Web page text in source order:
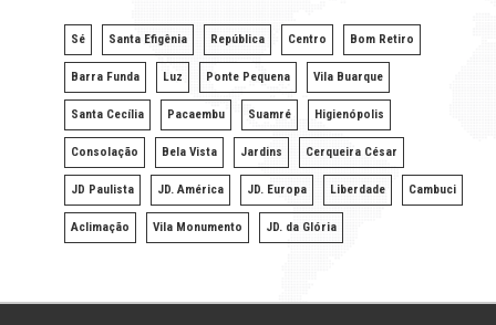
Sé Santa Efigênia República Centro Bom Retiro
Barra Funda Luz Ponte Pequena Vila Buarque
Santa Cecília Pacaembu Suamré Higienópolis
Consolação Bela Vista Jardins Cerqueira César
JD Paulista JD. América JD. Europa Liberdade Cambuci
Aclimação Vila Monumento JD. da Glória